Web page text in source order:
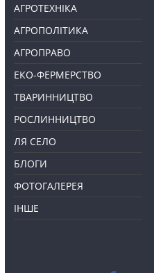
АГРОТЕХНІКА
АГРОПОЛІТИКА
АГРОПРАВО
ЕКО-ФЕРМЕРСТВО
ТВАРИННИЦТВО
РОСЛИННИЦТВО
ЛЯ СЕЛО
БЛОГИ
ФОТОГАЛЕРЕЯ
ІНШЕ